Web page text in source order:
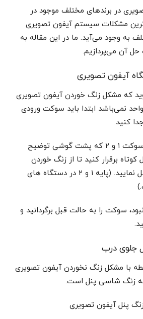
در برندهای مختلف موجود در
ترین مشکلات سیستم آیفون تصویری
به وجود می‌آید. ما در این مقاله به
حل آن می‌پردازیم.
آیفون تصویری
که مشکل زنگ خوردن آیفون تصویری
نمی‌باشد ابتدا باید سوکت ورودی
کنید.
سپس با فازمتر بین سوکت ۱ و ۲ که پشت گوشی توضیح
برقرار کنید تا از زنگ خوردن
دستگاه اطمینان حاصل نمایید. (پایه ۱ و ۲ در دستگاه های
سوکت را به حالت قبل برگردانید و
جلوی درب
با مشکل زنگ نخوردن آیفون تصویری
زنگ شاسی پنل است.